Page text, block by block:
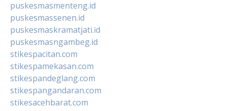
puskesmasmenteng.id
puskesmassenen.id
puskesmaskramatjati.id
puskesmasngambeg.id
stikespacitan.com
stikespamekasan.com
stikespandeglang.com
stikespangandaran.com
stikesacehbarat.com